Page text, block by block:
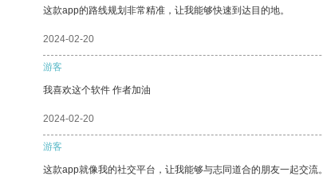
这款app的路线规划非常精准，让我能够快速到达目的地。
2024-02-20
游客
我喜欢这个软件 作者加油
2024-02-20
游客
这款app就像我的社交平台，让我能够与志同道合的朋友一起交流。